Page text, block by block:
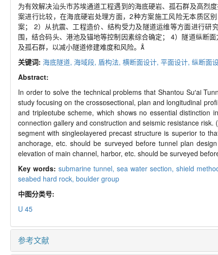
为有效解决汕头市苏埃通道工程遇到的海底硬岩、孤石群及高烈
案进行比较，在海底硬岩处理方面，2种方案施工风险无本质区
案； 2）从抗震、工程造价、结构受力及隧道运维等方面进行
围，结合码头、港池及锚地等控制因素综合确定； 4）隧道纵断
及孤石群，以减小隧道修建难度和风险。
关键词: 海底隧道, 海域段, 盾构法, 横断面设计, 平面设计, 纵断面
Abstract:
In order to solve the technical problems that Shantou Su′ai
study focusing on the crosssectional, plan and longitudinal
and tripletube scheme, which shows no essential
connection gallery and construction and seismic resistance
segment with singlelayered precast structure is superior to
anchorage, etc. should be surveyed before tunnel plan
elevation of main channel, harbor, etc. should be surveyed
Key words: submarine tunnel, sea water section, shield
seabed hard rock, boulder group
中图分类号:
U 45
参考文献